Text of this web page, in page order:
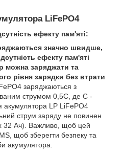
LiFePO4
ефекту пам'яті:
значно швидше,
ефекту пам'яті
можна заряджати та
рівня зарядки без втрати
заряджаються з
струмом 0,5С, де С -
акумулятора LP LiFePO4
струм заряду не повинен
32 Ач). Важливо, щоб цей
щоб зберегти безпеку та
акумулятора.